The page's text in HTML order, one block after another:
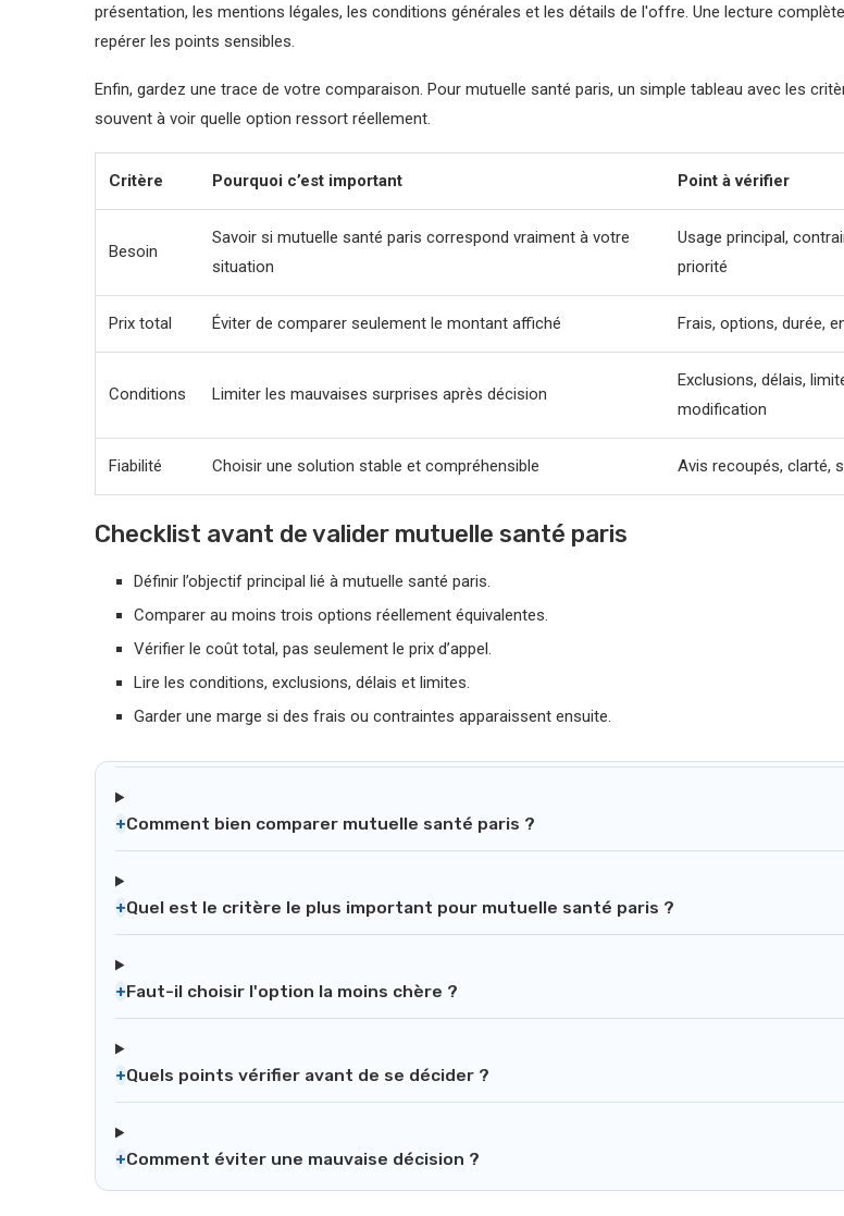
présentation, les mentions légales, les conditions générales et les détails de l'offre. Une lecture
repérer les points sensibles.
Enfin, gardez une trace de votre comparaison. Pour mutuelle santé paris, un simple tableau avec les
souvent à voir quelle option ressort réellement.
Critère Pourquoi c’est important Point à vérifier
Besoin
Savoir si mutuelle santé paris correspond vraiment à votre
situation
Usage principal,
priorité
Prix total Éviter de comparer seulement le montant affiché Frais, options, durée,
Conditions Limiter les mauvaises surprises après décision
Exclusions, délais,
modification
Fiabilité Choisir une solution stable et compréhensible Avis recoupés, clarté,
Checklist avant de valider mutuelle santé paris
Définir l’objectif principal lié à mutuelle santé paris.
Comparer au moins trois options réellement équivalentes.
Vérifier le coût total, pas seulement le prix d’appel.
Lire les conditions, exclusions, délais et limites.
Garder une marge si des frais ou contraintes apparaissent ensuite.
+Comment bien comparer mutuelle santé paris ?
+Quel est le critère le plus important pour mutuelle santé paris ?
+Faut-il choisir l'option la moins chère ?
+Quels points vérifier avant de se décider ?
+Comment éviter une mauvaise décision ?